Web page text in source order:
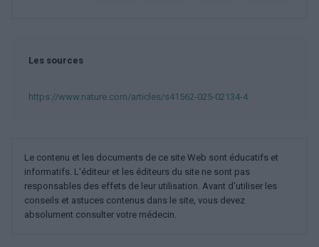
Les sources
https://www.nature.com/articles/s41562-025-02134-4
Le contenu et les documents de ce site Web sont éducatifs et
informatifs. L'éditeur et les éditeurs du site ne sont pas
responsables des effets de leur utilisation. Avant d'utiliser les
conseils et astuces contenus dans le site, vous devez
absolument consulter votre médecin.